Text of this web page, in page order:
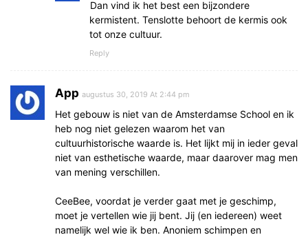
Dan vind ik het best een bijzondere
kermistent. Tenslotte behoort de kermis ook
tot onze cultuur.
Reply
App augustus 30, 2019 At 2:44 pm
Het gebouw is niet van de Amsterdamse School en ik
heb nog niet gelezen waarom het van
cultuurhistorische waarde is. Het lijkt mij in ieder geval
niet van esthetische waarde, maar daarover mag men
van mening verschillen.
CeeBee, voordat je verder gaat met je geschimp,
moet je vertellen wie jij bent. Jij (en iedereen) weet
namelijk wel wie ik ben. Anoniem schimpen en